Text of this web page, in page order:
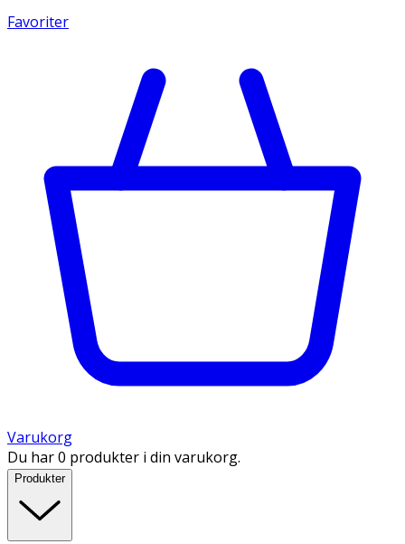
Favoriter
Varukorg
Du har 0 produkter i din varukorg.
Produkter